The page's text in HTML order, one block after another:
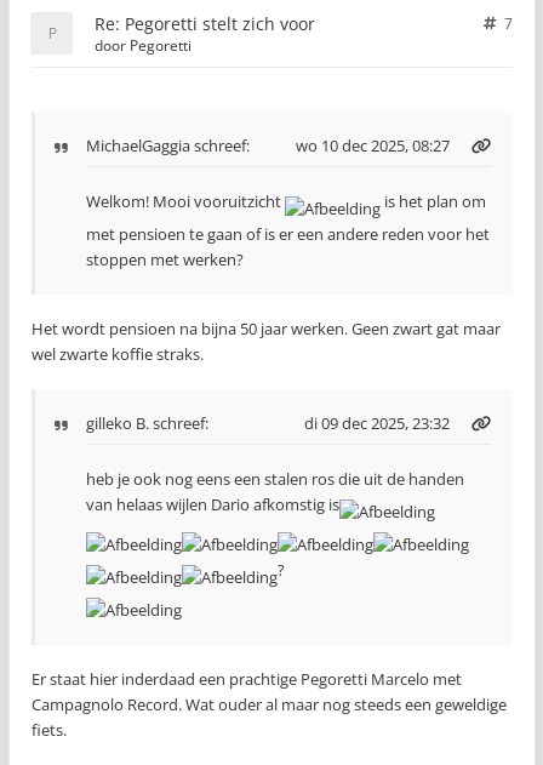
Re: Pegoretti stelt zich voor
7
door Pegoretti
MichaelGaggiaschreef: wo 10 dec 2025, 08:27
Welkom! Mooi vooruitzicht
is het plan om
met pensioen te gaan of is er een andere reden voor het
stoppen met werken?
Het wordt pensioen na bijna 50 jaar werken. Geen zwart gat maar
wel zwarte koffie straks.
gilleko B.schreef: di 09 dec 2025, 23:32
heb je ook nog eens een stalen ros die uit de handen
van helaas wijlen Dario afkomstig is
?
Er staat hier inderdaad een prachtige Pegoretti Marcelo met
Campagnolo Record. Wat ouder al maar nog steeds een geweldige
fiets.